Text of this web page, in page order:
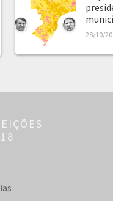
28/10/